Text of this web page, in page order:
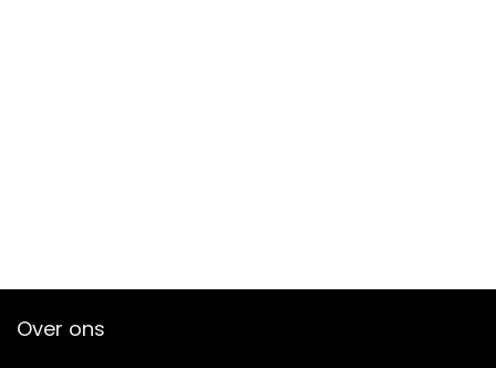
Over ons